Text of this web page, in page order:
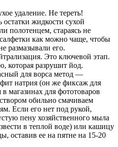
удаление. Не тереть!
жидкости сухой
полотенцем, стараясь не
как можно чаще, чтобы
размазывали его.
Это ключевой этап.
которая разрушит йод.
для ворса метод —
натрия (он же фиксаж для
магазинах для фототоваров
обильно смачиваем
Если его нет под рукой,
пену хозяйственного мыла
в теплой воде) или кашицу
оставив ее на пятне на 15-20